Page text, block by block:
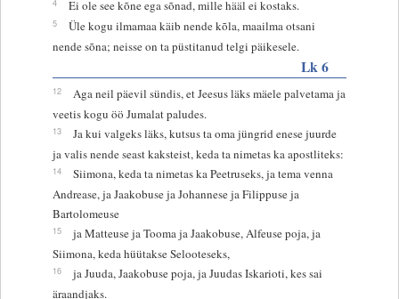
Ei ole see kõne ega sõnad, mille hääl ei kostaks.
5
Üle kogu ilmamaa käib nende kõla, maailma otsani
nende sõna; neisse on ta püstitanud telgi päikesele.
Lk 6
12
Aga neil päevil sündis, et Jeesus läks mäele palvetama ja
veetis kogu öö Jumalat paludes.
13
Ja kui valgeks läks, kutsus ta oma jüngrid enese juurde
ja valis nende seast kaksteist, keda ta nimetas ka apostliteks:
14
Siimona, keda ta nimetas ka Peetruseks, ja tema venna
Andrease, ja Jaakobuse ja Johannese ja Filippuse ja
Bartolomeuse
15
ja Matteuse ja Tooma ja Jaakobuse, Alfeuse poja, ja
Siimona, keda hüütakse Selooteseks,
16
ja Juuda, Jaakobuse poja, ja Juudas Iskarioti, kes sai
äraandjaks.